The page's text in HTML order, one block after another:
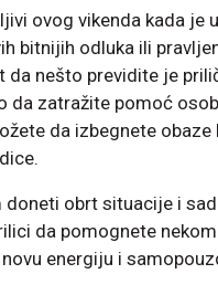
ovog vikenda kada je
bitnijih odluka ili
da nešto previdite je
da zatražite pomoć
da izbegnete
doneti obrt situacije i
da pomognete
energiju i